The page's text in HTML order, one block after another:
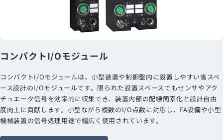
コンパクトI/Oモジュール
コンパクトI/Oモジュールは、小型装置や制御盤内に設置しやすい省スペ
ース設計のI/Oモジュールです。限られた設置スペースでもセンサやアク
チュエータ信号を効率的に収集でき、装置内部の配線簡素化と設計自由
度向上に貢献します。小型ながら複数のI/O点数に対応し、FA設備や小型
機械装置の信号処理用途で幅広く使用されています。